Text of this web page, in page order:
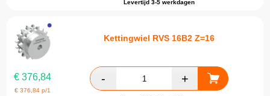
Levertijd 3-5 werkdagen
Kettingwiel RVS 16B2 Z=16
€ 376,84
€376,84 p/1